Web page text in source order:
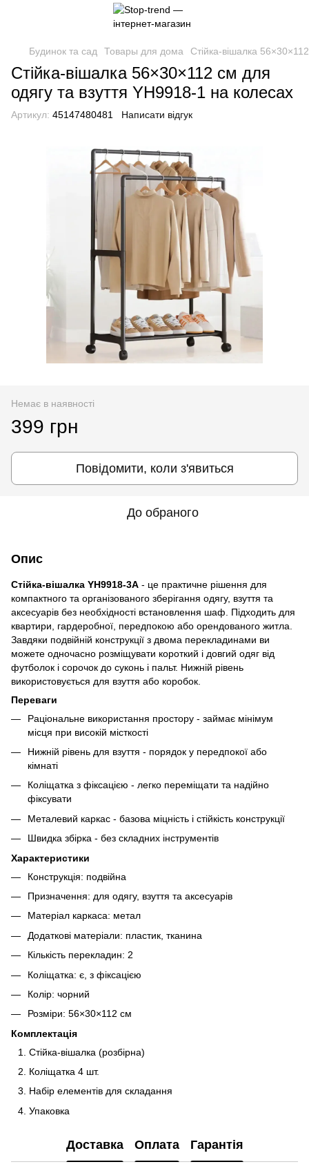
Будинок та сад Товары для дома Стійка-вішалка
Стійка-вішалка 56×30×112 см для
одягу та взуття YH9918-1 на колесах
Артикул: 45147480481 Написати відгук
Немає в наявності
399 грн
Повідомити, коли з'явиться
До обраного
Опис
Стійка-вішалка YH9918-3A - це практичне рішення для
компактного та організованого зберігання одягу, взуття та
аксесуарів без необхідності встановлення шаф. Підходить для
квартири, гардеробної, передпокою або орендованого житла.
Завдяки подвійній конструкції з двома перекладинами ви
можете одночасно розміщувати короткий і довгий одяг від
футболок і сорочок до суконь і пальт. Нижній рівень
використовується для взуття або коробок.
Переваги
Раціональне використання простору - займає мінімум
місця при високій місткості
Нижній рівень для взуття - порядок у передпокої або
кімнаті
Коліщатка з фіксацією - легко переміщати та надійно
фіксувати
Металевий каркас - базова міцність і стійкість конструкції
Швидка збірка - без складних інструментів
Характеристики
Конструкція: подвійна
Призначення: для одягу, взуття та аксесуарів
Матеріал каркаса: метал
Додаткові матеріали: пластик, тканина
Кількість перекладин: 2
Коліщатка: є, з фіксацією
Колір: чорний
Розміри: 56×30×112 см
Комплектація
Стійка-вішалка (розбірна)
Коліщатка 4 шт.
Набір елементів для складання
Упаковка
Доставка Оплата Гарантія